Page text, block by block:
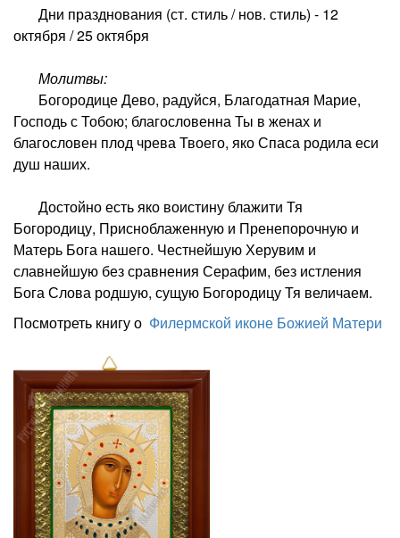
Дни празднования (ст. стиль / нов. стиль) - 12
октября / 25 октября
Молитвы:
Богородице Дево, радуйся, Благодатная Марие,
Господь с Тобою; благословенна Ты в женах и
благословен плод чрева Твоего, яко Спаса родила еси
душ наших.
Достойно есть яко воистину блажити Тя
Богородицу, Присноблаженную и Пренепорочную и
Матерь Бога нашего. Честнейшую Херувим и
славнейшую без сравнения Серафим, без истления
Бога Слова родшую, сущую Богородицу Тя величаем.
Посмотреть книгу о Филермской иконе Божией Матери